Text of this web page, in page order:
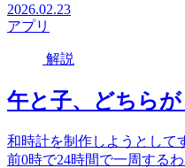
2026.02.23
アプリ
解説
午と子、どちら
和時計を制作しようとして
前0時で24時間で一周する